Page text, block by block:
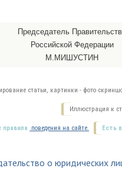
Председатель
Российской Федерации
М.МИШУСТИН
статьи, картинки - фото
Иллюстрация к
Есть
поведения на сайте.
о юридических